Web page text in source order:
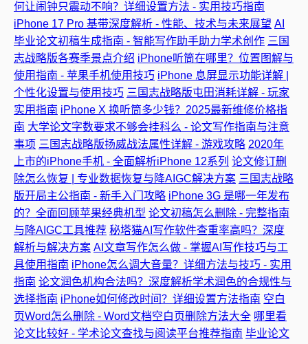
何让闹钟只震动不响？详细设置方法 - 实用技巧指南
iPhone 17 Pro 基带深度解析 - 性能、技术与未来展望 AI
毕业论文初稿生成指南 - 智能写作助手助力学术创作 三国
志战略版各赛季景点介绍 iPhone听筒在哪里？位置图解与
使用指南 - 苹果手机使用技巧 iPhone 息屏显示功能详解 |
个性化设置与使用技巧 三国志战略版屯田消耗详解 - 玩家
实用指南 iPhone X 换听筒多少钱？2025最新维修价格指
南 大学论文字数要求不够会挂科么 - 论文写作指南与注意
事项 三国志战略版扬威战法属性详解 - 游戏攻略 2020年
上市的iPhone手机 - 全面解析iPhone 12系列 论文修订删
除怎么恢复 | 专业数据恢复与降AIGC解决方案 三国志战略
版开局主公指南 - 新手入门攻略 iPhone 3G 是哪一年发布
的？全面回顾苹果经典机型 论文初稿怎么删除 - 完整指南
与降AIGC工具推荐 秘塔猫AI写作软件查重率高吗？深度
解析与解决方案 AI文章写作怎么做 - 掌握AI写作技巧与工
具使用指南 iPhone怎么调大音量？详细方法与技巧 - 实用
指南 论文润色机构合法吗？深度解析学术润色的合规性与
选择指南 iPhone如何修改时间？详细设置方法指南 空白
页Word怎么删除 - Word文档空白页删除方法大全 哪里看
论文比较好 - 学术论文查找与阅读平台推荐指南 毕业论文